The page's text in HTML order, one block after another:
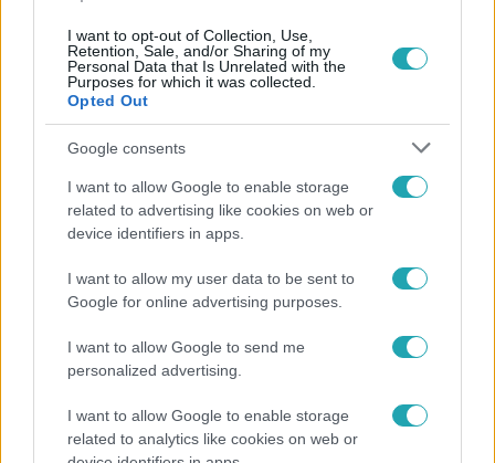
I want to opt-out of Collection, Use,
Retention, Sale, and/or Sharing of my
Personal Data that Is Unrelated with the
Purposes for which it was collected.
Opted Out
Google consents
I want to allow Google to enable storage
related to advertising like cookies on web or
device identifiers in apps.
I want to allow my user data to be sent to
Google for online advertising purposes.
I want to allow Google to send me
personalized advertising.
I want to allow Google to enable storage
related to analytics like cookies on web or
Népszerű